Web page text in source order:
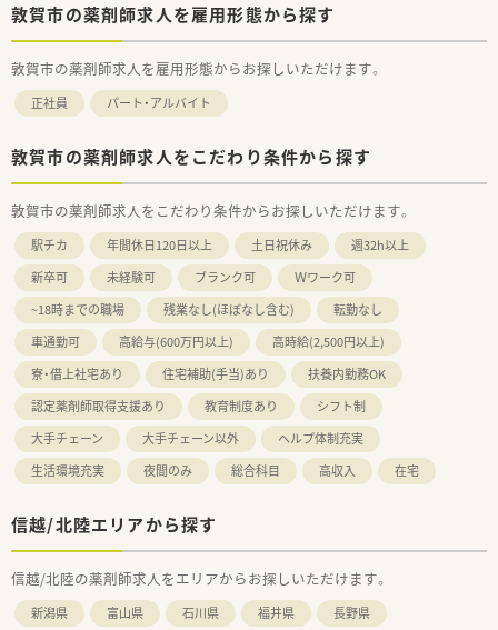
敦賀市の薬剤師求人を雇用形態から探す
敦賀市の薬剤師求人を雇用形態からお探しいただけます。
正社員 パート・アルバイト
敦賀市の薬剤師求人をこだわり条件から探す
敦賀市の薬剤師求人をこだわり条件からお探しいただけます。
駅チカ 年間休日120日以上 土日祝休み
週32h以上
新卒可
未経験可 ブランク可
Ｗワーク可
~18時までの職場
残業なし(ほぼなし含む)
転勤なし
車通勤可
高給与(600万円以上)
高時給(2,500円以上)
寮・借上社宅あり
住宅補助(手当)あり
扶養内勤務OK
認定薬剤師取得支援あり
教育制度あり
シフト制
大手チェーン
大手チェーン以外
ヘルプ体制充実
生活環境充実
夜間のみ 総合科目 高収入 在宅
信越/北陸エリアから探す
信越/北陸の薬剤師求人をエリアからお探しいただけます。
新潟県 富山県 石川県 福井県 長野県